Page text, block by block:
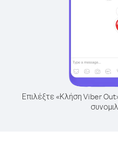
Επιλέξτε «Κλήση Viber